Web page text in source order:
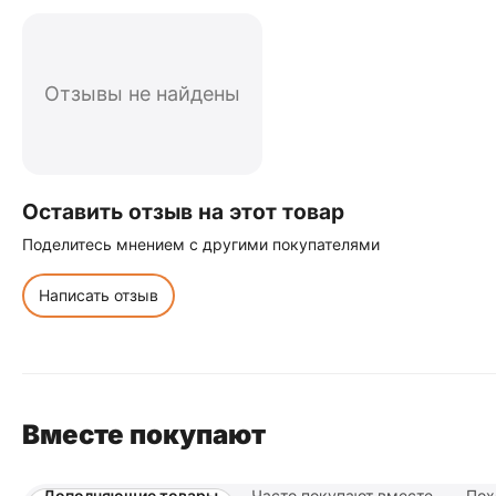
Отзывы не найдены
Оставить отзыв на этот товар
Поделитесь мнением с другими покупателями
Написать отзыв
Вместе покупают